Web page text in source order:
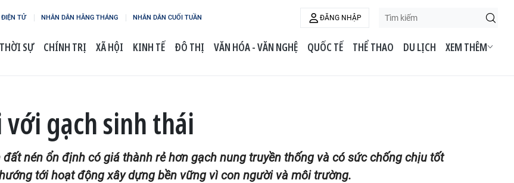
TỬ NHÂN DÂN HẰNG THÁNG NHÂN DÂN CUỐI TUẦN ĐĂNG NHẬP
THỜI SỰ CHÍNH TRỊ XÃ HỘI KINH TẾ ĐÔ THỊ VĂN HÓA - VĂN NGHỆ QUỐC TẾ THỂ THAO DU LỊCH XEM THÊM
gạch sinh thái
nén ổn định có giá thành rẻ hơn gạch nung truyền thống và có sức chống chịu tốt
tới hoạt động xây dựng bền vững vì con người và môi trường.